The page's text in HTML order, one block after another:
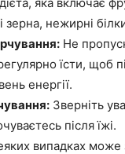
яка включає
зерна, нежирні
Не
їсти, щоб
енергії.
Зверніть
після їжі.
випадках може